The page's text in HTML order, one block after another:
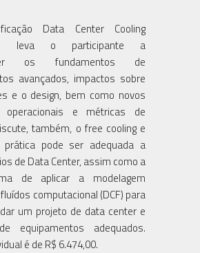
Data Center Cooling
leva o participante a
os fundamentos de
avançados, impactos sobre
e o design, bem como novos
operacionais e métricas de
também, o free cooling e
pode ser adequada a
de Data Center, assim como a
de aplicar a modelagem
computacional (DCF) para
um projeto de data center e
equipamentos adequados.
é de R$ 6.474,00.